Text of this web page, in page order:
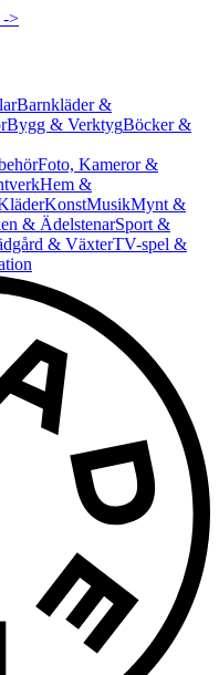
->
Barnkläder &
Bygg & VerktygBöcker &
Foto, Kameror &
Hem &
KonstMusikMynt &
& ÄdelstenarSport &
& VäxterTV-spel &